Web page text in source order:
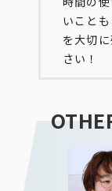
いこと
を大切
さい！